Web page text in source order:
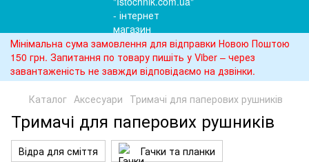
Мінімальна сума замовлення для відправки Новою Поштою
150 грн. Запитання по товару пишіть у Viber – через
завантаженість не завжди відповідаємо на дзвінки.
Каталог Аксесуари Тримачі для паперових рушників
Тримачі для паперових рушників
Відра для сміття
Гачки та планки